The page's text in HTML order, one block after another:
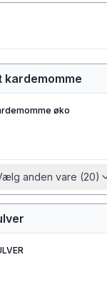
kardemomme
øko
anden vare (20)